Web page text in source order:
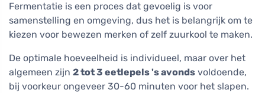
Fermentatie is een proces dat gevoelig is voor
samenstelling en omgeving, dus het is belangrijk om te
kiezen voor bewezen merken of zelf zuurkool te maken.
De optimale hoeveelheid is individueel, maar over het
algemeen zijn 2 tot 3 eetlepels 's avonds voldoende,
bij voorkeur ongeveer 30-60 minuten voor het slapen.